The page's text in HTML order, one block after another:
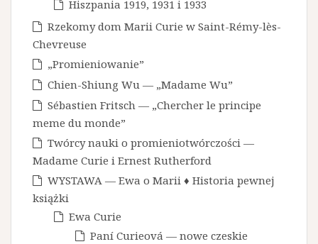
Hiszpania 1919, 1931 i 1933
Rzekomy dom Marii Curie w Saint-Rémy-lès-
Chevreuse
„Promieniowanie”
Chien-Shiung Wu — „Madame Wu”
Sébastien Fritsch — „Chercher le principe
meme du monde”
Twórcy nauki o promieniotwórczości —
Madame Curie i Ernest Rutherford
WYSTAWA — Ewa o Marii ♦ Historia pewnej
książki
Ewa Curie
Paní Curieová — nowe czeskie